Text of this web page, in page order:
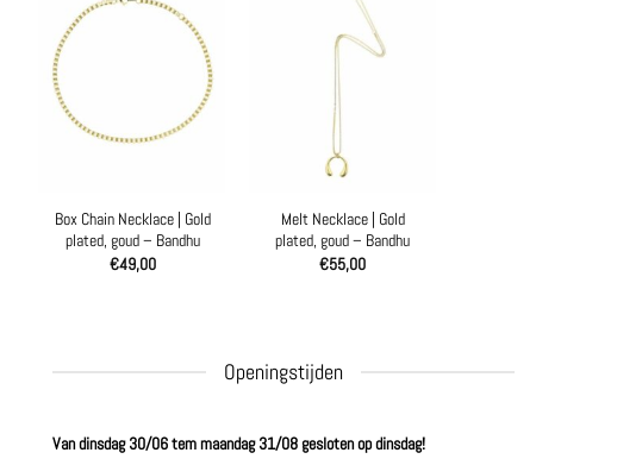
Box Chain Necklace | Gold
plated, goud – Bandhu
€49,00
Melt Necklace | Gold
plated, goud – Bandhu
€55,00
Openingstijden
Van dinsdag 30/06 tem maandag 31/08 gesloten op dinsdag!